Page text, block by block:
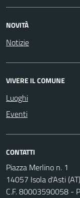
NOVITÀ
Notizie
VIVERE IL COMUNE
Luoghi
Eventi
CONTATTI
Piazza Merlino n. 1
14057 Isola d'Asti (AT)
C.F. 80003590058 -